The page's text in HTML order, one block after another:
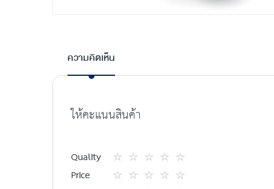
beginning
of
images
gallery
ความคิดเห็น
ให้คะแนนสินค้า
Quality
1
2
3
4
5
Price